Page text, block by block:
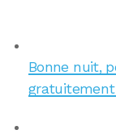
Bonne nuit,